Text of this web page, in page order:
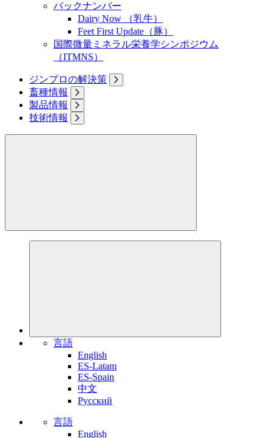
バックナンバー
Dairy Now （乳牛）
Feet First Update（豚）
国際微量ミネラル栄養学シンポジウム
（ITMNS）
ジンプロの解決策
畜種情報
製品情報
技術情報
言語
English
ES-Latam
ES-Spain
中文
Pусский
言語
English